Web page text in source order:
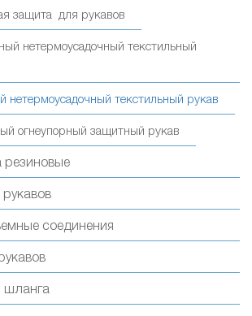
защита для рукавов
нетермоусадочный текстильный
нетермоусадочный текстильный рукав
огнеупорный защитный рукав
резиновые
соединения